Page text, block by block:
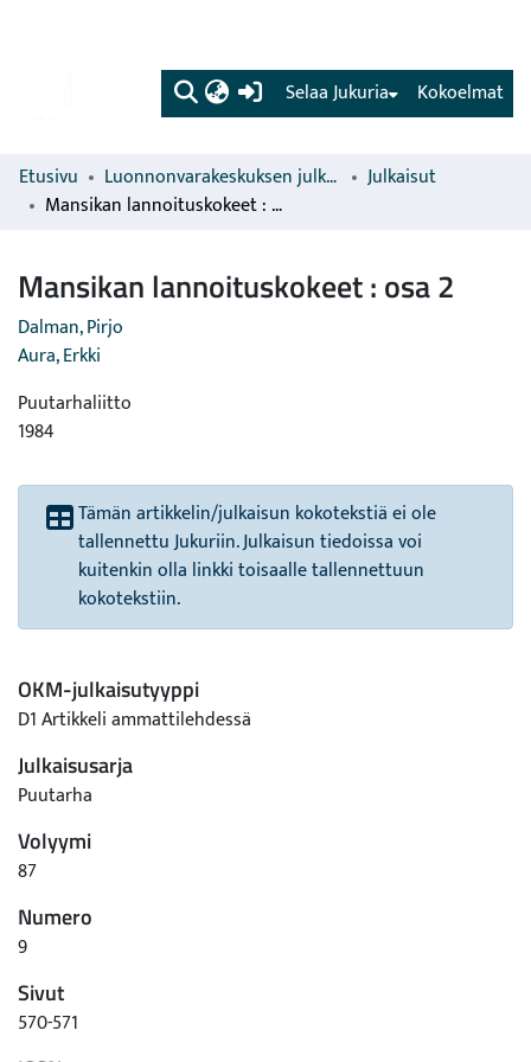
(current) Kokoelmat
Selaa Jukuria
Etusivu Luonnonvarakeskuksen julkaisut
Julkaisut
Mansikan lannoituskokeet : osa 2
Mansikan lannoituskokeet : osa 2
Dalman, Pirjo
Aura, Erkki
Puutarhaliitto
1984
Tämän artikkelin/julkaisun kokotekstiä ei ole
tallennettu Jukuriin. Julkaisun tiedoissa voi
kuitenkin olla linkki toisaalle tallennettuun
kokotekstiin.
OKM-julkaisutyyppi
D1 Artikkeli ammattilehdessä
Julkaisusarja
Puutarha
Volyymi
87
Numero
9
Sivut
570-571